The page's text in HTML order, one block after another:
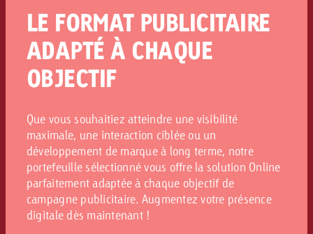
LE FORMAT PUBLICITAIRE
ADAPTÉ À CHAQUE
OBJECTIF
Que vous souhaitiez atteindre une visibilité
maximale, une interaction ciblée ou un
développement de marque à long terme, notre
portefeuille sélectionné vous offre la solution Online
parfaitement adaptée à chaque objectif de
campagne publicitaire. Augmentez votre présence
digitale dès maintenant !